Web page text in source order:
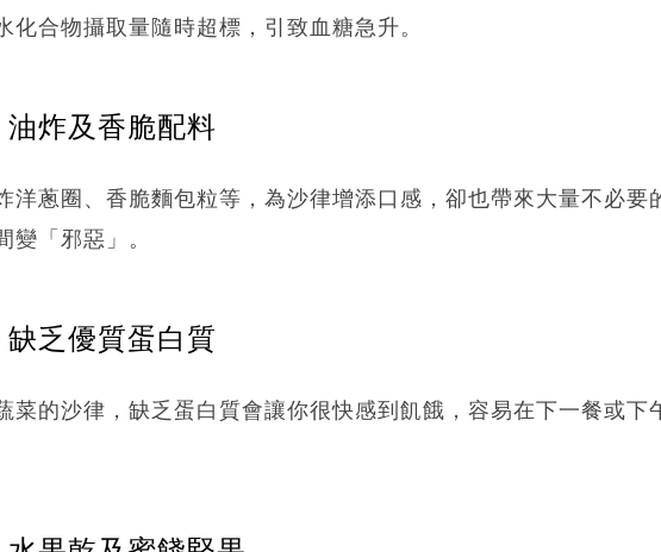
化合物攝取量隨時超標，引致血糖急升。
油炸及香脆配料
洋蔥圈、香脆麵包粒等，為沙律增添口感，卻也帶來大量不必要
變「邪惡」。
缺乏優質蛋白質
菜的沙律，缺乏蛋白質會讓你很快感到飢餓，容易在下一餐或下